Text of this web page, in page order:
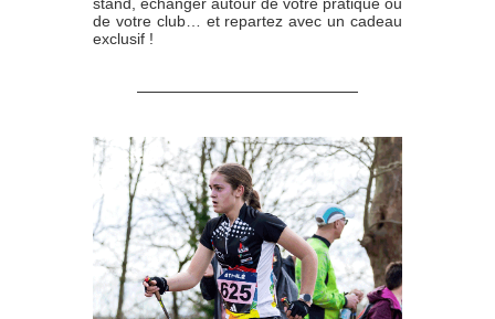
de votre club… et repartez avec un cadeau
exclusif !